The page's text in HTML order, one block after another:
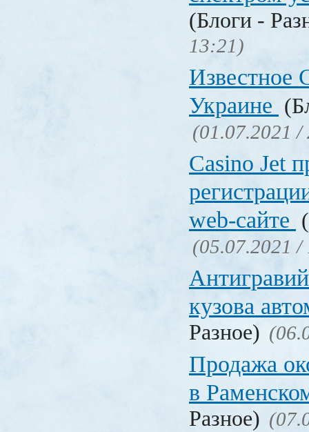
(Блоги -
13:21)
Известное
Украине
(01.07.2021 /
Сasino Jet
web-сайте
(05.07.2021 /
кузова
Разное)
Продажа
в
Разное)